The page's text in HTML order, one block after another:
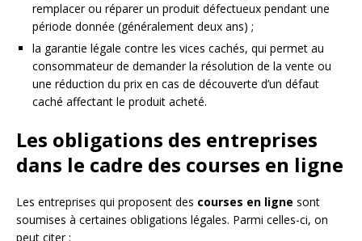
remplacer ou réparer un produit défectueux pendant une
période donnée (généralement deux ans) ;
la garantie légale contre les vices cachés, qui permet au
consommateur de demander la résolution de la vente ou
une réduction du prix en cas de découverte d’un défaut
caché affectant le produit acheté.
Les obligations des entreprises
dans le cadre des courses en ligne
Les entreprises qui proposent des courses en ligne sont
soumises à certaines obligations légales. Parmi celles-ci, on
peut citer :